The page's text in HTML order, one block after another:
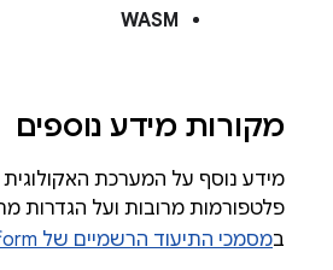
WASM
מקורות מידע נוספים
מידע נוסף על המערכת
פלטפורמות מרובות ועל הגדרות
במסמכי התיעוד הרשמיים של Kotlin Multiplatform